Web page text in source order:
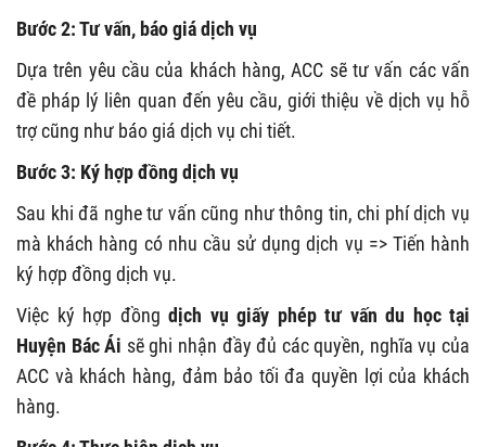
Bước 2: Tư vấn, báo giá dịch vụ
Dựa trên yêu cầu của khách hàng, ACC sẽ tư vấn các vấn
đề pháp lý liên quan đến yêu cầu, giới thiệu về dịch vụ hỗ
trợ cũng như báo giá dịch vụ chi tiết.
Bước 3: Ký hợp đồng dịch vụ
Sau khi đã nghe tư vấn cũng như thông tin, chi phí dịch vụ
mà khách hàng có nhu cầu sử dụng dịch vụ => Tiến hành
ký hợp đồng dịch vụ.
Việc ký hợp đồng dịch vụ giấy phép tư vấn du học tại
Huyện Bác Ái sẽ ghi nhận đầy đủ các quyền, nghĩa vụ của
ACC và khách hàng, đảm bảo tối đa quyền lợi của khách
hàng.